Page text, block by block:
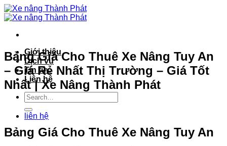
Bỏ
qua
dung
Giới thiệu
Dịch vụ
Tin tức
Liên hệ
liên hệ
Bảng Giá Cho Thuê Xe Nâng Tuy An
– Giá Rẻ Nhất Thị Trường – Giá Tốt
Nhất | Xe Nâng Thành Phát
Bảng Giá Cho Thuê Xe Nâng Tuy An